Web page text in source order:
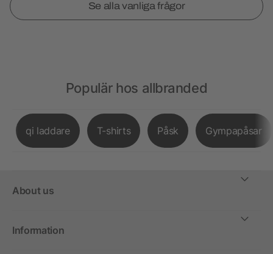
Se alla vanliga frågor
Populär hos allbranded
qi laddare T-shirts Påsk Gympapåsar
About us
Information